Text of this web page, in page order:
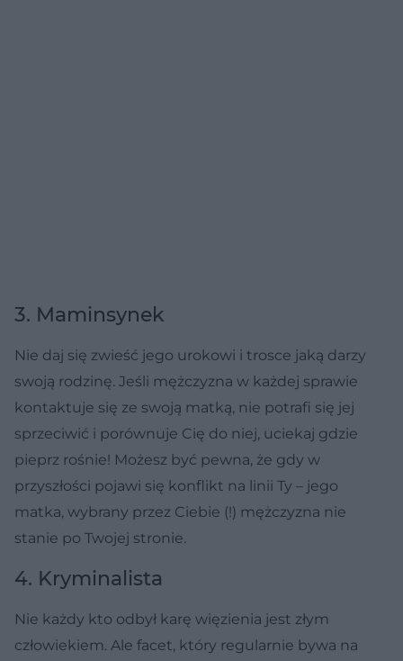
3. Maminsynek
Nie daj się zwieść jego urokowi i trosce jaką darzy
swoją rodzinę. Jeśli mężczyzna w każdej sprawie
kontaktuje się ze swoją matką, nie potrafi się jej
sprzeciwić i porównuje Cię do niej, uciekaj gdzie
pieprz rośnie! Możesz być pewna, że gdy w
przyszłości pojawi się konflikt na linii Ty – jego
matka, wybrany przez Ciebie (!) mężczyzna nie
stanie po Twojej stronie.
4. Kryminalista
Nie każdy kto odbył karę więzienia jest złym
człowiekiem. Ale facet, który regularnie bywa na